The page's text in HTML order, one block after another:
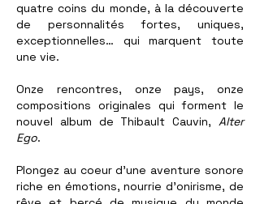
quatre coins du monde, à la découverte
de personnalités fortes, uniques,
exceptionnelles… qui marquent toute
une vie.
Onze rencontres, onze pays, onze
compositions originales qui forment le
nouvel album de Thibault Cauvin, Alter
Ego.
Plongez au coeur d’une aventure sonore
riche en émotions, nourrie d’onirisme, de